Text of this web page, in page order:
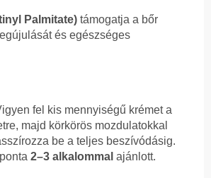
Palmitate) támogatja a bőr
és egészséges
fel kis mennyiségű krémet a
majd körkörös mozdulatokkal
be a teljes beszívódásig.
2–3 alkalommal ajánlott.